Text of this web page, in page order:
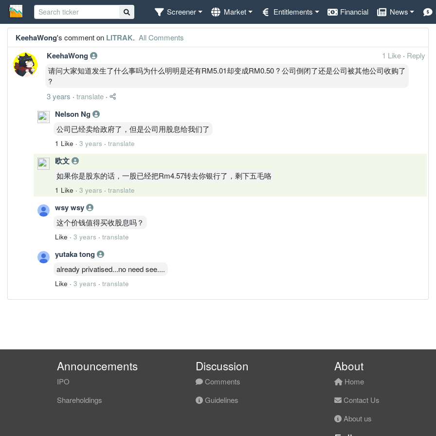
Screener Market Entitlements Financial News
KeehaWong's comment on LITRAK. All Comments
KeehaWong 1 Like · Reply
请问大家知道发生了什么事吗为什么明明是还有RM5.01却变成RM0.50 ? 公司倒闭了还是公司被其他公司收购了
?
3 years · translate ·
Nelson Ng
公司已经卖给政府了，但是公司用股息给我们了
1 Like · 3 years · translate
欧文
如果你是股东的话，一股已经把Rm4.57转去你银行了，剩下五毛咯
1 Like · 3 years · translate
wsy wsy
这个价钱值得买收股息吗？
Like · 3 years · translate
yutaka tong
already privatised...no need see....
Like · 3 years · translate
Announcements
IPO
Shareholdings
Discussion
Comments
Guidelines
About
Home
Contact Us
About us